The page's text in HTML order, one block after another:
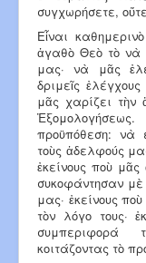
συγχωρήσετε,
Εἶναι
ἀγαθὸ Θεὸ τὸ νὰ
μας· νὰ μᾶς
δριμεῖς
μᾶς χαρίζει τὴν
προϋπόθεση: νὰ
τοὺς ἀδελφούς
ἐκείνους ποὺ
συκοφάντησαν μὲ
μας· ἐκείνους
τὸν λόγο τους·
συμπεριφορά
κοιτάζοντας τὸ